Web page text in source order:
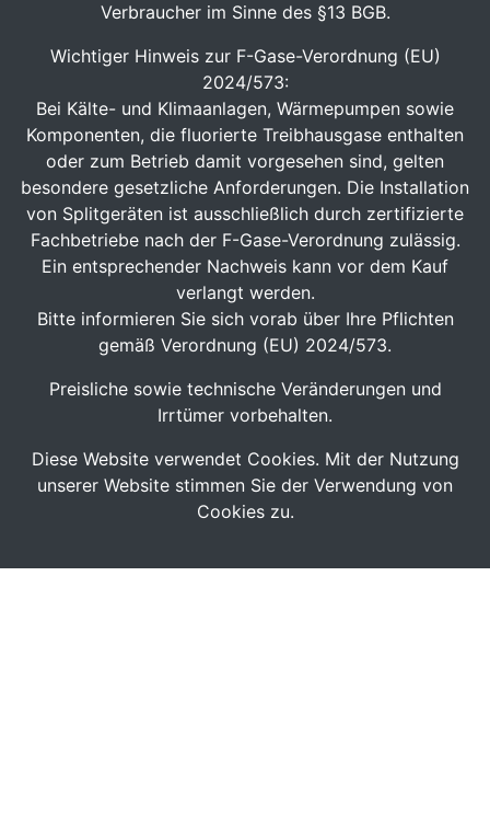
Verbraucher im Sinne des §13 BGB.
Wichtiger Hinweis zur F-Gase-Verordnung (EU)
2024/573:
Bei Kälte- und Klimaanlagen, Wärmepumpen sowie
Komponenten, die fluorierte Treibhausgase enthalten
oder zum Betrieb damit vorgesehen sind, gelten
besondere gesetzliche Anforderungen. Die Installation
von Splitgeräten ist ausschließlich durch zertifizierte
Fachbetriebe nach der F-Gase-Verordnung zulässig.
Ein entsprechender Nachweis kann vor dem Kauf
verlangt werden.
Bitte informieren Sie sich vorab über Ihre Pflichten
gemäß Verordnung (EU) 2024/573.
Preisliche sowie technische Veränderungen und
Irrtümer vorbehalten.
Diese Website verwendet Cookies. Mit der Nutzung
unserer Website stimmen Sie der Verwendung von
Cookies zu.